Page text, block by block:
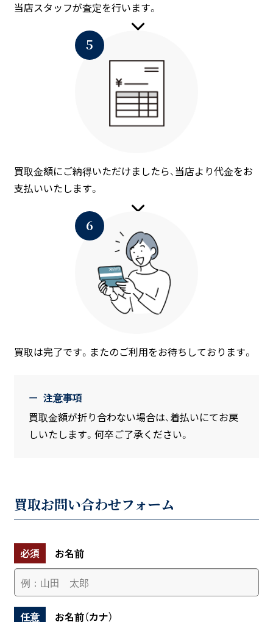
当店スタッフが査定を行います。
買取金額にご納得いただけましたら、当店より代金をお
支払いいたします。
買取は完了です。またのご利用をお待ちしております。
注意事項
買取金額が折り合わない場合は、着払いにてお戻
しいたします。何卒ご了承ください。
買取お問い合わせフォーム
必須 お名前
任意 お名前（カナ）